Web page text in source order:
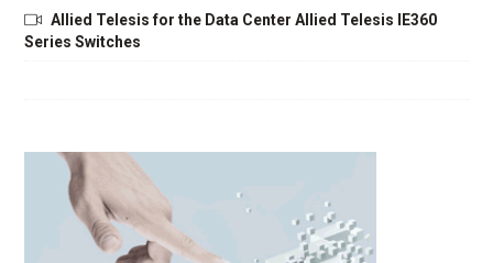
Allied Telesis for the Data Center Allied Telesis IE360
Series Switches